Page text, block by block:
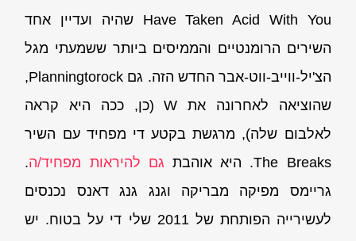
Have Taken Acid With You שהיה ועדיין אחד
השירים הרומנטיים והממיסים ביותר ששמעתי מגל
הצ'יל-ווייב-ווט-אבר החדש הזה. גם Planningtorock,
שהוציאה לאחרונה את W (כן, ככה היא קראה
לאלבום שלה), מרגשת בקטע די מפחיד עם השיר
The Breaks. היא אוהבת
גם להיראות מפחיד/ה.
גריימס מפיקה מבריקה וגנג גנג דאנס נכנסים
לעשירייה הפותחת של 2011 שלי די על בטוח. יש